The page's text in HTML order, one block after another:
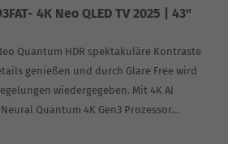
4K Neo QLED TV 2025 | 43"
Quantum HDR spektakuläre Kontraste
genießen und durch Glare Free wird
wiedergegeben. Mit 4K AI
Quantum 4K Gen3 Prozessor...